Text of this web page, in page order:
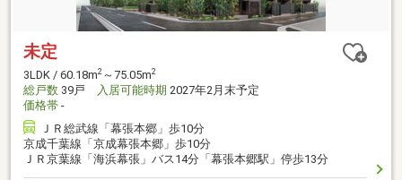
未定
3LDK / 60.18m2 ～75.05m2
総戸数 39戸 入居可能時期 2027年2月末予定
価格帯 -
ＪＲ総武線「幕張本郷」歩10分
京成千葉線「京成幕張本郷」歩10分
ＪＲ京葉線「海浜幕張」バス14分「幕張本郷駅」停歩13分